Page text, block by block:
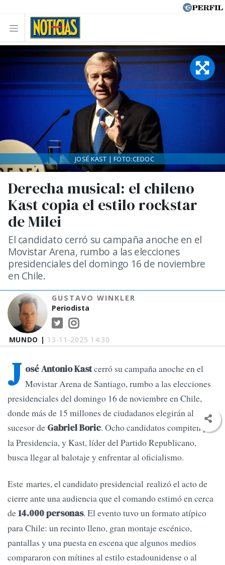
MUNDO | 13-11-2025 14:30
Derecha musical: el chileno
Kast copia el estilo rockstar
de Milei
El candidato cerró su campaña anoche en el
Movistar Arena, rumbo a las elecciones
presidenciales del domingo 16 de noviembre
en Chile.
GUSTAVO WINKLER
Periodista
JOSÉ KAST | FOTO:CEDOC
J osé Antonio Kastcerró su campaña anoche en el
Movistar Arena de Santiago, rumbo a las elecciones
presidenciales del domingo 16 de noviembre en Chile,
donde más de 15 millones de ciudadanos elegirán al
sucesor de Gabriel Boric. Ocho candidatos compiten por
la Presidencia, y Kast, líder del Partido Republicano,
busca llegar al balotaje y enfrentar al oficialismo.
Este martes, el candidato presidencial realizó el acto de
cierre ante una audiencia que el comando estimó en cerca
de14.000 personas. El evento tuvo un formato atípico
para Chile: un recinto lleno, gran montaje escénico,
pantallas y una puesta en escena que algunos medios
compararon con mítines al estilo estadounidense o al